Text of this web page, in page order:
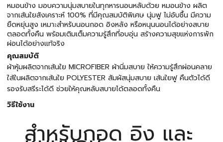
หมอนข้าง มอบความนุ่มสบายในทุกหารนอนหลับด้วย หมอนข้าง ผลิต
จากเส้นใยสังเคราะห์ 100% ที่มีคุณสมบัติพิเศษ นุ่มฟู ไม่อับชื้น มีความ
ยืดหยุ่นสูง เหมาะสำหรับนอนกอด อิงหลัง หรือหนุนนอนได้อย่างสบาย
ตลอดทั้งคืน พร้อมเติมเต็มความรู้สึกที่อบอุ่น สร้างความสุขแห่งการพัก
ผ่อนได้อย่างแท้จริง
คุณสมบัติ
ผ้าหุ้มผลิตจากเส้นใย MICROFIBER ผ้านิ่มสบาย ให้ความรู้สึกผ่อนคลาย
ใส้ในผลิตจากเส้นใย POLYESTER สัมผัสนุ่มสบาย เส้นใยฟู คืนตัวได้ดี
รองรับสรีระได้ดี ช่วยให้คุณหลับสบายได้ตลอดทั้งคืน
วิธีใช้งาน
สำหรับกอด อิง และ